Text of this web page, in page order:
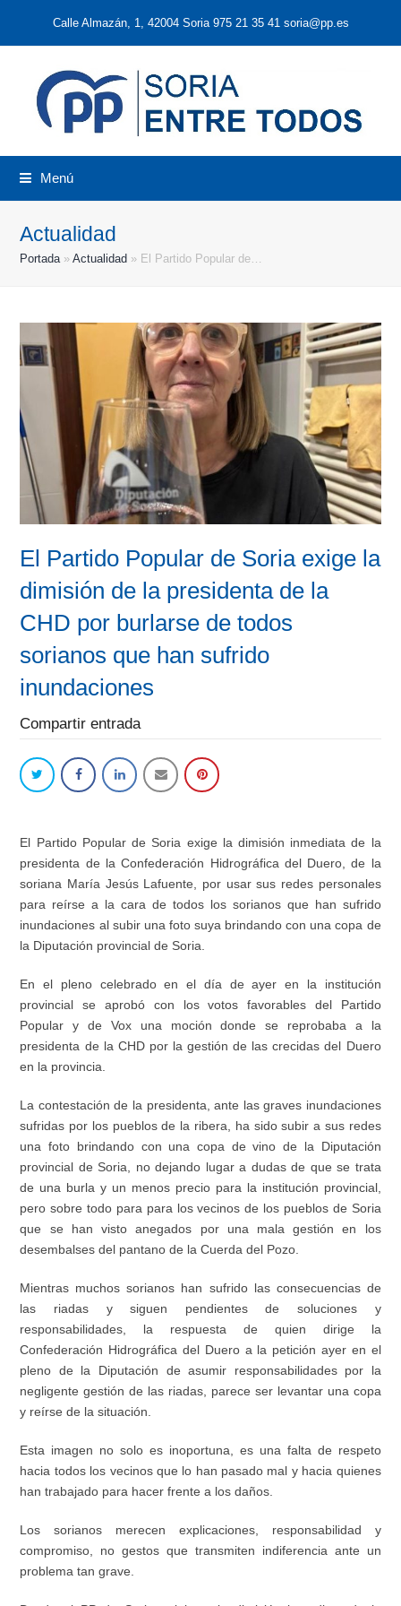
Calle Almazán, 1, 42004 Soria 975 21 35 41 soria@pp.es
Menú
Actualidad
Portada»Actualidad » El Partido Popular de…
El Partido Popular de Soria exige la
dimisión de la presidenta de la
CHD por burlarse de todos
sorianos que han sufrido
inundaciones
Compartir entrada
El Partido Popular de Soria exige la dimisión inmediata de la
presidenta de la Confederación Hidrográfica del Duero, de la
soriana María Jesús Lafuente, por usar sus redes personales
para reírse a la cara de todos los sorianos que han sufrido
inundaciones al subir una foto suya brindando con una copa de
la Diputación provincial de Soria.
En el pleno celebrado en el día de ayer en la institución
provincial se aprobó con los votos favorables del Partido
Popular y de Vox una moción donde se reprobaba a la
presidenta de la CHDpor la gestión de las crecidas del Duero
en la provincia.
La contestación de la presidenta, ante las graves inundaciones
sufridas por los pueblos de la ribera, ha sido subir a sus redes
una foto brindando con una copa de vino de la Diputación
provincial de Soria, no dejando lugar a dudas de que se trata
de una burla y un menos precio para la institución provincial,
pero sobre todo para para los vecinos de los pueblos de Soria
que se han visto anegados por una mala gestión en los
desembalses del pantano de la Cuerda del Pozo.
Mientras muchos sorianos han sufrido las consecuencias de
las riadas y siguen pendientes de soluciones y
responsabilidades, la respuesta de quien dirige la
Confederación Hidrográfica del Duero a la petición ayer en el
pleno de la Diputación de asumir responsabilidades por la
negligente gestión de las riadas, parece ser levantar una copa
y reírse de la situación.
Esta imagen no solo es inoportuna, es una falta de respeto
hacia todos los vecinos que lo han pasado mal y hacia quienes
han trabajado para hacer frente a los daños.
Los sorianos merecen explicaciones, responsabilidad y
compromiso, no gestos que transmiten indiferencia ante un
problema tan grave.